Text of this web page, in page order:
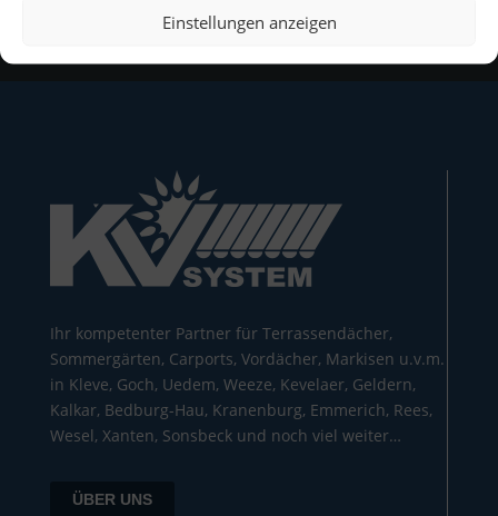
Einstellungen anzeigen
Ihr kompetenter Partner für Terrassendächer,
Sommergärten, Carports, Vordächer, Markisen u.v.m.
in Kleve, Goch, Uedem, Weeze, Kevelaer, Geldern,
Kalkar, Bedburg-Hau, Kranenburg, Emmerich, Rees,
Wesel, Xanten, Sonsbeck und noch viel weiter…
ÜBER UNS